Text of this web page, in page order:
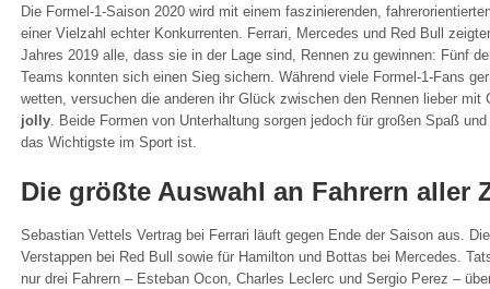
Die Formel-1-Saison 2020 wird mit einem faszinierenden,
einer Vielzahl echter Konkurrenten. Ferrari, Mercedes und Red Bull
Jahres 2019 alle, dass sie in der Lage sind, Rennen zu gewinnen: Fünf
Teams konnten sich einen Sieg sichern. Während viele Formel-1-Fans
wetten, versuchen die anderen ihr Glück zwischen den Rennen lieber mit
jolly. Beide Formen von Unterhaltung sorgen jedoch für großen Spaß
das Wichtigste im Sport ist.
Die größte Auswahl an Fahrern aller
Sebastian Vettels Vertrag bei Ferrari läuft gegen Ende der Saison aus.
Verstappen bei Red Bull sowie für Hamilton und Bottas bei Mercedes.
nur drei Fahrern – Esteban Ocon, Charles Leclerc und Sergio Perez –